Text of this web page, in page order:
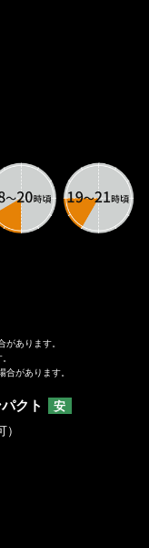
あります。
があります。
クト
安